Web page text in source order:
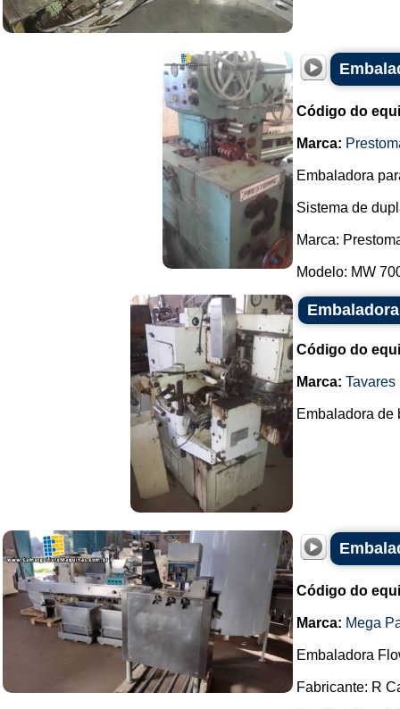
Código do
Marca:
Embaladora
Sistema de
Marca:
Modelo: MW
Código do
Marca: Tavares
Embaladora de
Código do
Marca: Mega
Embaladora
Fabricante: R